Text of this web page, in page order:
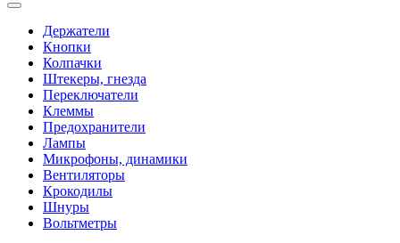
Держатели
Кнопки
Колпачки
Штекеры, гнезда
Переключатели
Клеммы
Предохранители
Лампы
Микрофоны, динамики
Вентиляторы
Крокодилы
Шнуры
Вольтметры